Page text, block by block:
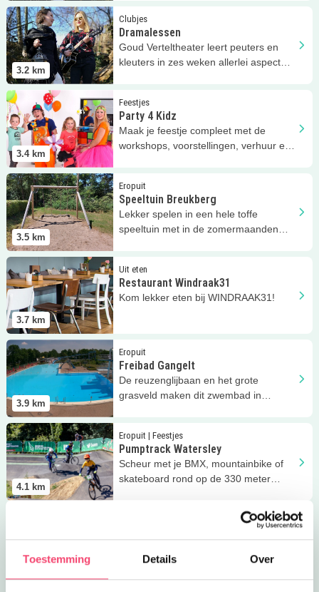
Toestemming Details Over
3.2 km
Clubjes
Dramalessen
Goud Verteltheater leert peuters en
kleuters in zes weken allerlei aspecten
Lees meer Dramalessen
3.4 km
Feestjes
Party 4 Kidz
Maak je feestje compleet met de
workshops, voorstellingen, verhuur en
Lees meer Party 4 Kidz
3.5 km
Eropuit
Speeltuin Breukberg
Lekker spelen in een hele toffe
speeltuin met in de zomermaanden
Lees meer Speeltuin Breukberg
3.7 km
Uit eten
Restaurant Windraak31
Kom lekker eten bij WINDRAAK31!
Lees meer Restaurant Windraak31
3.9 km
Eropuit
Freibad Gangelt
De reuzenglijbaan en het grote
grasveld maken dit zwembad in
Lees meer Freibad Gangelt
4.1 km
Eropuit | Feestjes
Pumptrack Watersley
Scheur met je BMX, mountainbike of
skateboard rond op de 330 meter
Lees meer Pumptrack Watersley
kunnen kinderen wekelijks scheuren
op hun mountainbike!